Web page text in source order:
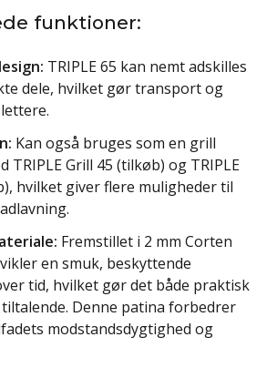
funktioner:
TRIPLE 65 kan nemt adskilles
dele, hvilket gør transport og
Kan også bruges som en grill
TRIPLE Grill 45 (tilkøb) og TRIPLE
hvilket giver flere muligheder til
Fremstillet i 2 mm Corten
en smuk, beskyttende
tid, hvilket gør det både praktisk
Denne patina forbedrer
modstandsdygtighed og